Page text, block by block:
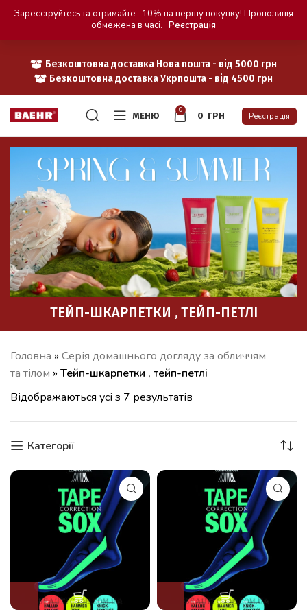
Безкоштовна доставка Нова пошта - від 5000 грн
Безкоштовна доставка Укрпошта - від 4500 грн
МЕНЮ
0
0 ГРН Реєстрація
ТЕЙП-ШКАРПЕТКИ , ТЕЙП-ПЕТЛІ
Головна » Серія домашнього догляду за обличчям
та тілом » Тейп-шкарпетки , тейп-петлі
Відображаються усі з 7 результатів
Категорії
Зареєструйтесь та отримайте -10% на першу покупку! Пропозиція
обмежена в часі. Реєстрація